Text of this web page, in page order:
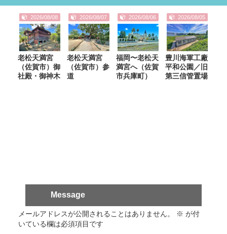
2026/08/08
老松天満宮
（佐賀市）御
社殿・御神木
2026/08/07
老松天満宮
（佐賀市）参
道
2026/08/06
福岡〜老松天
満宮へ（佐賀
市兵庫町）
2026/08/05
豊川海軍工廠
平和公園／旧
第三信管置場
Message
メールアドレスが公開されることはありません。 ※ が付
いている欄は必須項目です